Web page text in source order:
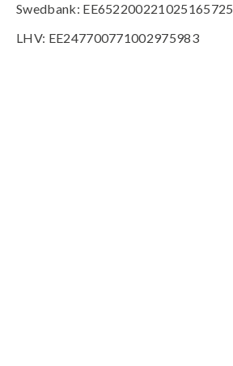
Swedbank: EE652200221025165725
LHV: EE247700771002975983